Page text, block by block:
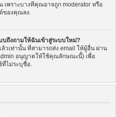
เพราะบางทีคุณอาจถูก moderator หรือ
ของคุณลง.
บถึงถามให้ฉันเข้าสู่ระบบใหม่?
เท่านั้น ที่สามารถส่ง email ให้ผู้อื่น ผ่าน
อนุญาตให้ใช้คุณลักษณะนี้) เพื่อ
ที่ไม่ระบุชื่อ.